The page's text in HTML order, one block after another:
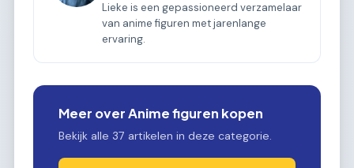
Lieke is een gepassioneerd verzamelaar
van anime figuren met jarenlange
ervaring.
Meer over Anime figuren kopen
Bekijk alle 37 artikelen in deze categorie.